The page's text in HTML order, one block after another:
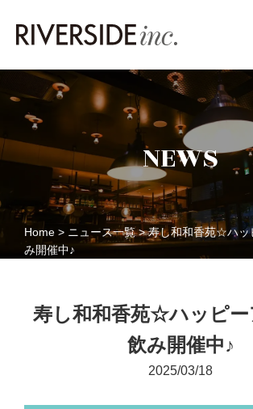
TOP トップ
ABOUT 私たちについて
RESTAURANT 店舗
COMPANY 会社概要
RECRUIT 採用情報
CONTACT お問合せ
NEWS
Home > ニュース一覧>寿し和和香苑☆ハッ
み開催中♪
寿し和和香苑☆ハッピー
飲み開催中♪
2025/03/18